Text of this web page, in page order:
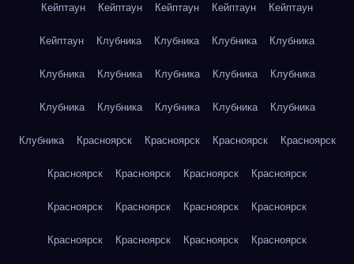
Кейптаун Кейптаун Кейптаун Кейптаун Кейптаун
Кейптаун Клубника Клубника Клубника Клубника
Клубника Клубника Клубника Клубника Клубника
Клубника Клубника Клубника Клубника Клубника
Клубника Красноярск Красноярск Красноярск Красноярск
Красноярск Красноярск Красноярск Красноярск
Красноярск Красноярск Красноярск Красноярск
Красноярск Красноярск Красноярск Красноярск